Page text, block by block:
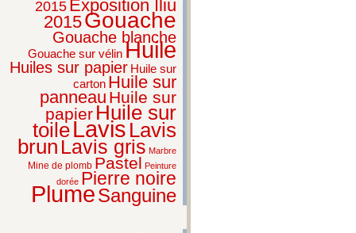
2015 Exposition Iliu
2015Gouache
Gouache blanche
Gouache sur vélinHuile
Huiles sur papier Huile sur
carton Huile sur
panneau Huile sur
papier Huile sur
toileLavis Lavis
brun Lavis gris Marbre
Mine de plomb Pastel Peinture
dorée Pierre noire
PlumeSanguine